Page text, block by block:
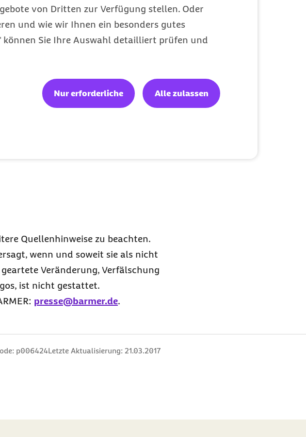
von Dritten zur Verfügung stellen. Oder
und wie wir Ihnen ein besonders gutes
Sie Ihre Auswahl detailliert prüfen und
Nur erforderliche Alle zulassen
durch Print-, Hörfunk-,
Quellenhinweise zu beachten.
wenn und soweit sie als nicht
Veränderung, Verfälschung
ist nicht gestattet.
: presse@barmer.de.
p006424Letzte Aktualisierung: 21.03.2017